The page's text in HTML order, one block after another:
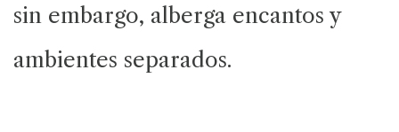
sin embargo, alberga encantos y
ambientes separados.